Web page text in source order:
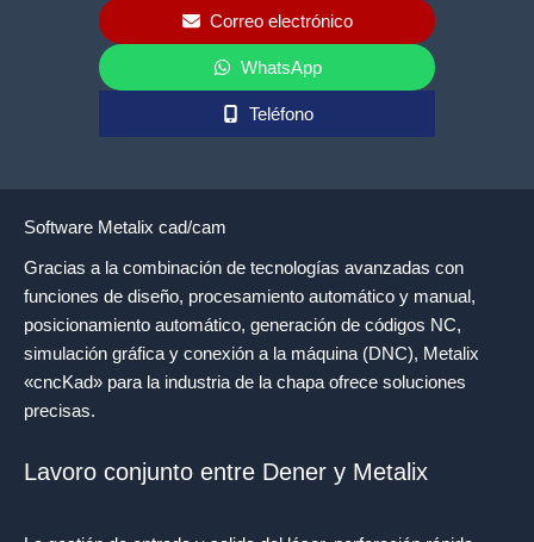
Correo electrónico
WhatsApp
Teléfono
Software Metalix cad/cam
Gracias a la combinación de tecnologías avanzadas con
funciones de diseño, procesamiento automático y manual,
posicionamiento automático, generación de códigos NC,
simulación gráfica y conexión a la máquina (DNC), Metalix
«cncKad» para la industria de la chapa ofrece soluciones
precisas.
Lavoro conjunto entre Dener y Metalix